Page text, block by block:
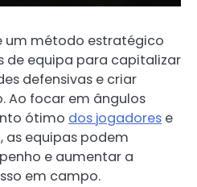
um método estratégico
de equipa para capitalizar
defensivas e criar
Ao focar em ângulos
ótimo dos jogadores e
as equipas podem
e aumentar a
em campo.